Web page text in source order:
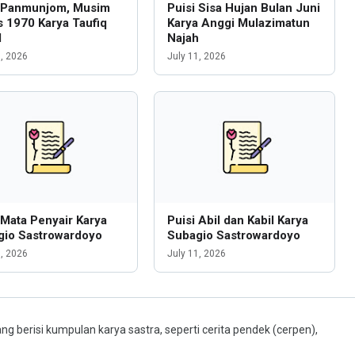
Musim
1970 Karya Taufiq
2026
Puisi Sisa Hujan Bulan Juni
Karya Anggi Mulazimatun
Najah
July 11, 2026
Penyair Karya
Sastrowardoyo
2026
Puisi Abil dan Kabil Karya
Subagio Sastrowardoyo
July 11, 2026
berisi kumpulan karya sastra, seperti cerita pendek (cerpen),